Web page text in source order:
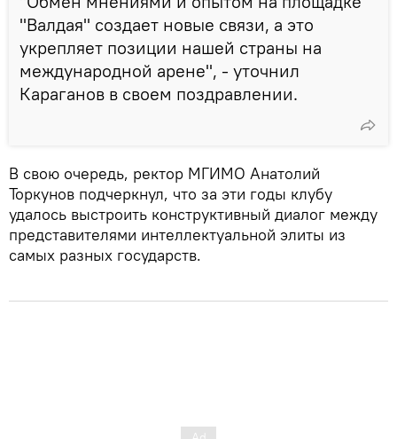
"Валдая" создает новые связи, а это
укрепляет позиции нашей страны на
международной арене", - уточнил
Караганов в своем поздравлении.
В свою очередь, ректор МГИМО Анатолий
Торкунов подчеркнул, что за эти годы клубу
удалось выстроить конструктивный диалог между
представителями интеллектуальной элиты из
самых разных государств.